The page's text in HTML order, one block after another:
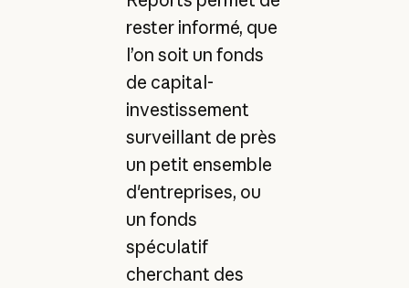
rester informé, que
l’on soit un fonds
de capital-
investissement
surveillant de près
un petit ensemble
d'entreprises, ou
un fonds
spéculatif
cherchant des